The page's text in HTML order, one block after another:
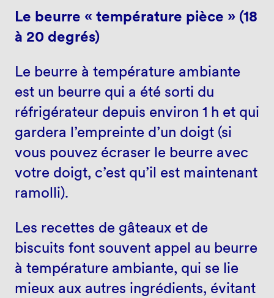
Le beurre « température pièce » (18
à 20 degrés)
Le beurre à température ambiante
est un beurre qui a été sorti du
réfrigérateur depuis environ 1 h et qui
gardera l’empreinte d’un doigt (si
vous pouvez écraser le beurre avec
votre doigt, c’est qu’il est maintenant
ramolli).
Les recettes de gâteaux et de
biscuits font souvent appel au beurre
à température ambiante, qui se lie
mieux aux autres ingrédients, évitant